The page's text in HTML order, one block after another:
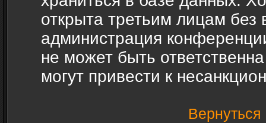
открыта третьим лицам
администрация
не может быть
могут привести к